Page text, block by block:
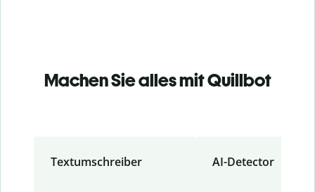
Machen Sie alles mit Quillbot
Textumschreiber AI-Detector